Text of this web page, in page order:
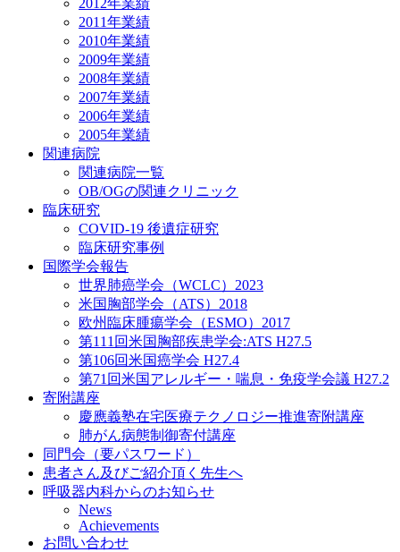
2011年業績
2010年業績
2009年業績
2008年業績
2007年業績
2006年業績
2005年業績
関連病院
関連病院一覧
OB/OGの関連クリニック
臨床研究
COVID-19 後遺症研究
臨床研究事例
国際学会報告
世界肺癌学会（WCLC）2023
米国胸部学会（ATS）2018
欧州臨床腫瘍学会（ESMO）2017
第111回米国胸部疾患学会:ATS H27.5
第106回米国癌学会 H27.4
第71回米国アレルギー・喘息・免疫学会議 H27.2
寄附講座
慶應義塾在宅医療テクノロジー推進寄附講座
肺がん病態制御寄付講座
同門会（要パスワード）
患者さん及びご紹介頂く先生へ
呼吸器内科からのお知らせ
News
Achievements
お問い合わせ